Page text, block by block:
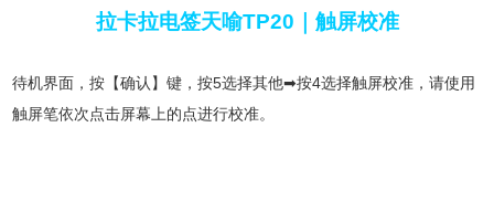
拉卡拉电签天喻TP20｜触屏校准
待机界面，按【确认】键，按5选择其他➡按4选择触屏校准，请使用
触屏笔依次点击屏幕上的点进行校准。